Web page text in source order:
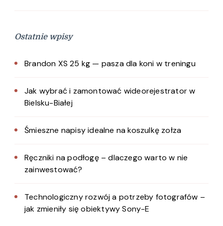
Ostatnie wpisy
Brandon XS 25 kg — pasza dla koni w treningu
Jak wybrać i zamontować wideorejestrator w
Bielsku-Białej
Śmieszne napisy idealne na koszulkę zołza
Ręczniki na podłogę – dlaczego warto w nie
zainwestować?
Technologiczny rozwój a potrzeby fotografów –
jak zmieniły się obiektywy Sony-E